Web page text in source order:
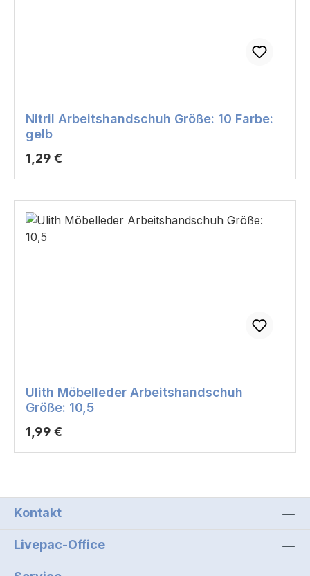
Nitril Arbeitshandschuh Größe: 10 Farbe:
gelb
Regulärer Preis:
1,29 €
Ulith Möbelleder Arbeitshandschuh
Größe: 10,5
Regulärer Preis:
1,99 €
Kontakt
Livepac-Office